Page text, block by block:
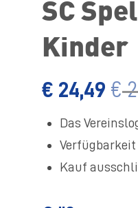
SC
Kinder
€ 24,49 €
Das
Verfügbarkeit
Kauf